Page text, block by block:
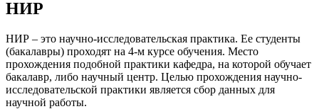
НИР
НИР – это научно-исследовательская практика. Ее студенты
(бакалавры) проходят на 4-м курсе обучения. Место
прохождения подобной практики кафедра, на которой обучает
бакалавр, либо научный центр. Целью прохождения научно-
исследовательской практики является сбор данных для
научной работы.